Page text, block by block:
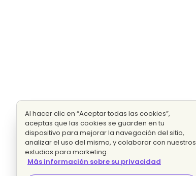
Al hacer clic en “Aceptar todas las cookies”,
aceptas que las cookies se guarden en tu
dispositivo para mejorar la navegación del sitio,
analizar el uso del mismo, y colaborar con nuestros
estudios para marketing.
Más información sobre su privacidad